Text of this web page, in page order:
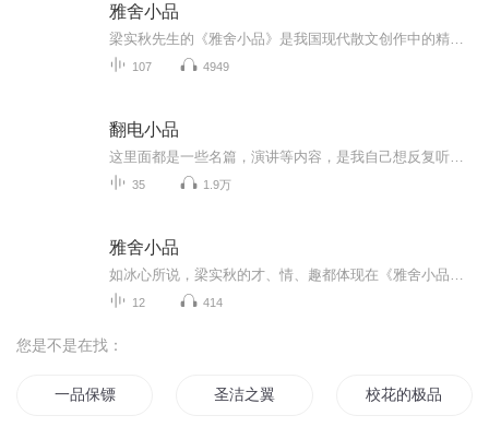
雅舍小品
107 4949
翻电小品
35 1.9万
雅舍小品
12 414
您是不是在找：
一品保镖 圣洁之翼 校花的极品保镖